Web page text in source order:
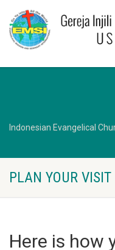
Indonesian Evangelical
PLAN YOUR VISIT
Here is how